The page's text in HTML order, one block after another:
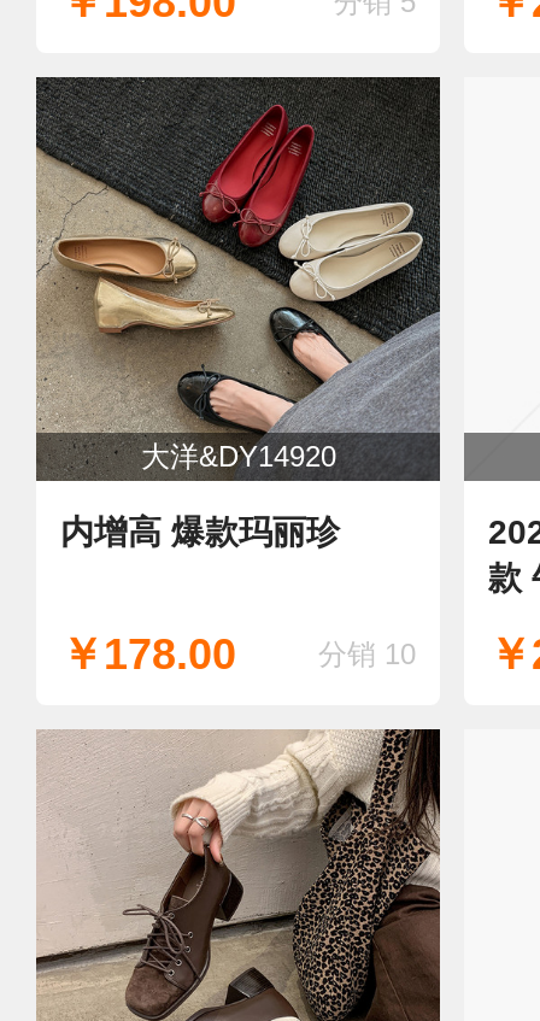
大洋&DY14920
内增高 爆款玛丽珍
￥178.00 分销 10
款